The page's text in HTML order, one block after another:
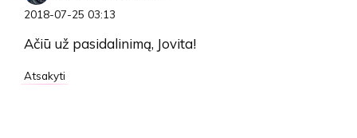
2018-07-25 03:13
Ačiū už pasidalinimą, Jovita!
Atsakyti